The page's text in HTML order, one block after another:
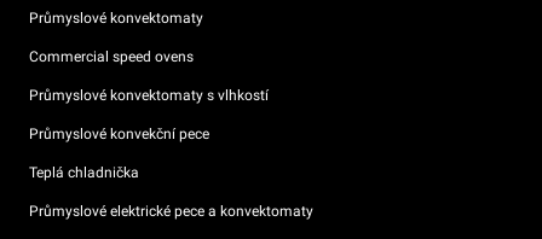
Průmyslové konvektomaty
Commercial speed ovens
Průmyslové konvektomaty s vlhkostí
Průmyslové konvekční pece
Teplá chladnička
Průmyslové elektrické pece a konvektomaty